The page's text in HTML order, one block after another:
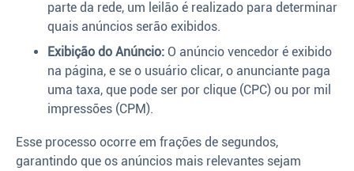
parte da rede, um leilão é realizado para determinar
quais anúncios serão exibidos.
Exibição do Anúncio: O anúncio vencedor é exibido
na página, e se o usuário clicar, o anunciante paga
uma taxa, que pode ser por clique (CPC) ou por mil
impressões (CPM).
Esse processo ocorre em frações de segundos,
garantindo que os anúncios mais relevantes sejam